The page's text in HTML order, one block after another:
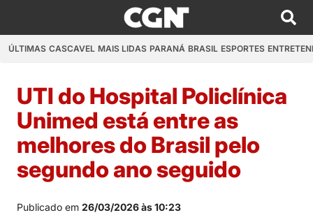
ÚLTIMAS CASCAVEL MAIS LIDAS PARANÁ BRASIL ESPORTES
UTI do Hospital Policlínica
Unimed está entre as
melhores do Brasil pelo
segundo ano seguido
Publicado em 26/03/2026 às 10:23